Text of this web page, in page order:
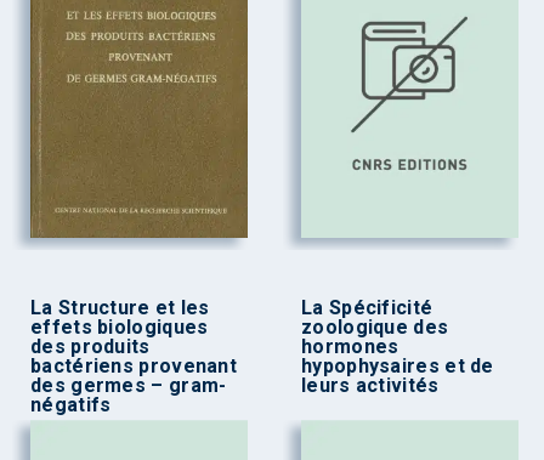
La Structure et les
effets biologiques
des produits
bactériens provenant
des germes – gram-
négatifs
La Spécificité
zoologique des
hormones
hypophysaires et de
leurs activités